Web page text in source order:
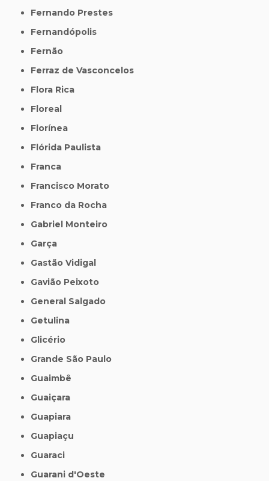
Fernando Prestes
Fernandópolis
Fernão
Ferraz de Vasconcelos
Flora Rica
Floreal
Florínea
Flórida Paulista
Franca
Francisco Morato
Franco da Rocha
Gabriel Monteiro
Garça
Gastão Vidigal
Gavião Peixoto
General Salgado
Getulina
Glicério
Grande São Paulo
Guaimbê
Guaiçara
Guapiara
Guapiaçu
Guaraci
Guarani d'Oeste